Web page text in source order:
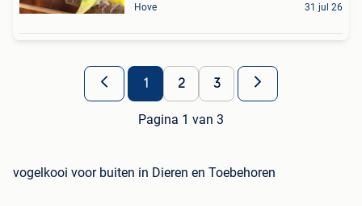
Hove 31 jul 26
1 2 3
Pagina 1 van 3
vogelkooi voor buiten in Dieren en Toebehoren